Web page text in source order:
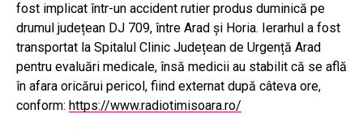
fost implicat într-un accident rutier produs duminică pe
drumul județean DJ 709, între Arad și Horia. Ierarhul a fost
transportat la Spitalul Clinic Județean de Urgență Arad
pentru evaluări medicale, însă medicii au stabilit că se află
în afara oricărui pericol, fiind externat după câteva ore,
conform: https://www.radiotimisoara.ro/